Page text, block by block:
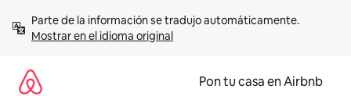
contenidoMostrar en el idioma original
Pon tu casa en Airbnb